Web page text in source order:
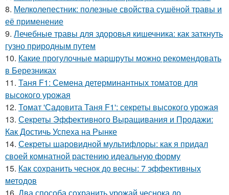
8. Мелколепестник: полезные свойства сушёной травы и
её применение
9. Лечебные травы для здоровья кишечника: как заткнуть
гузно природным путем
10. Какие прогулочные маршруты можно рекомендовать
в Березниках
11. Таня F1: Семена детерминантных томатов для
высокого урожая
12. Томат 'Садовита Таня F1': секреты высокого урожая
13. Секреты Эффективного Выращивания и Продажи:
Как Достичь Успеха на Рынке
14. Секреты шаровидной мультифлоры: как я придал
своей комнатной растению идеальную форму
15. Как сохранить чеснок до весны: 7 эффективных
методов